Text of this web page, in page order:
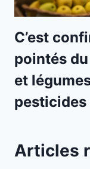
C’est
pointés
et
pesticides
Articles